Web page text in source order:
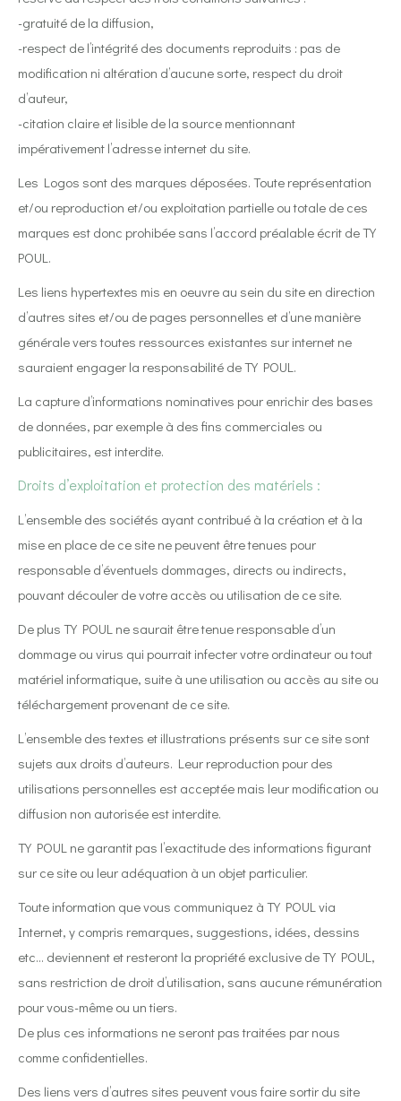
-gratuité de la diffusion,
-respect de l’intégrité des documents reproduits : pas de
modification ni altération d’aucune sorte, respect du droit
d’auteur,
-citation claire et lisible de la source mentionnant
impérativement l’adresse internet du site.
Les Logos sont des marques déposées. Toute représentation
et/ou reproduction et/ou exploitation partielle ou totale de ces
marques est donc prohibée sans l’accord préalable écrit de TY
POUL.
Les liens hypertextes mis en oeuvre au sein du site en direction
d’autres sites et/ou de pages personnelles et d’une manière
générale vers toutes ressources existantes sur internet ne
sauraient engager la responsabilité de TY POUL.
La capture d’informations nominatives pour enrichir des bases
de données, par exemple à des fins commerciales ou
publicitaires, est interdite.
Droits d’exploitation et protection des matériels :
L’ensemble des sociétés ayant contribué à la création et à la
mise en place de ce site ne peuvent être tenues pour
responsable d’éventuels dommages, directs ou indirects,
pouvant découler de votre accès ou utilisation de ce site.
De plus TY POUL ne saurait être tenue responsable d’un
dommage ou virus qui pourrait infecter votre ordinateur ou tout
matériel informatique, suite à une utilisation ou accès au site ou
téléchargement provenant de ce site.
L’ensemble des textes et illustrations présents sur ce site sont
sujets aux droits d’auteurs. Leur reproduction pour des
utilisations personnelles est acceptée mais leur modification ou
diffusion non autorisée est interdite.
TY POUL ne garantit pas l’exactitude des informations figurant
sur ce site ou leur adéquation à un objet particulier.
Toute information que vous communiquez à TY POUL via
Internet, y compris remarques, suggestions, idées, dessins
etc… deviennent et resteront la propriété exclusive de TY POUL,
sans restriction de droit d’utilisation, sans aucune rémunération
pour vous-même ou un tiers.
De plus ces informations ne seront pas traitées par nous
comme confidentielles.
Des liens vers d’autres sites peuvent vous faire sortir du site